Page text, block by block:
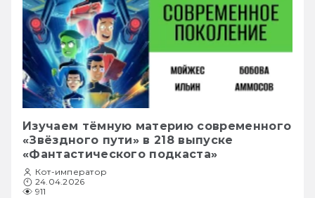
Изучаем тёмную материю современного
«Звёздного пути» в 218 выпуске
«Фантастического подкаста»
Кот-император
24.04.2026
911